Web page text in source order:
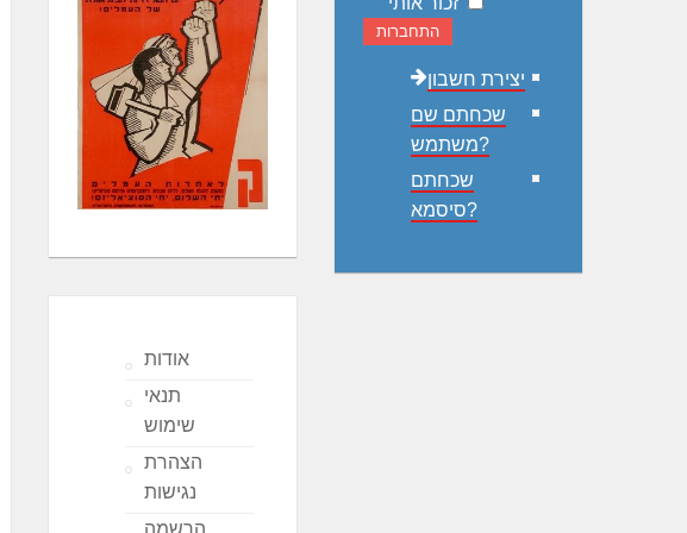
התחברות
יצירת חשבון
שכחתם שם
משתמש?
שכחתם
סיסמא?
אודות
תנאי
שימוש
הצהרת
נגישות
הרשמה